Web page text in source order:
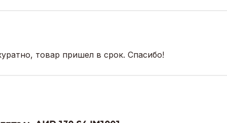
товар пришел в срок. Спасибо!